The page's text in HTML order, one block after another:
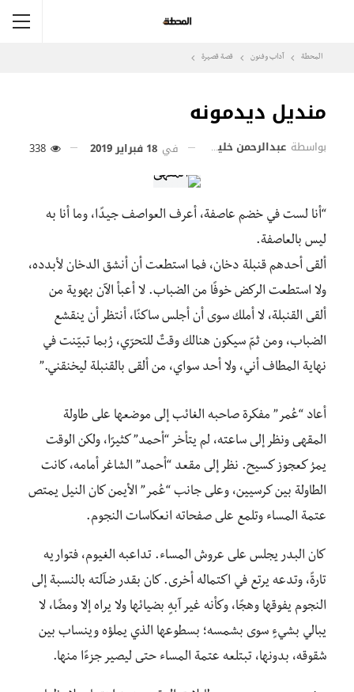
المحطة آداب وفنون قصة قصيرة
منديل ديدمونه
بواسطة عبدالرحمن خليفة في 18 فبراير 2019
“أنا لست في خضم عاصفة، أعرف العواصف جيدًا، وما أنا به
ليس بالعاصفة.
ألقى أحدهم قنبلة دخان، فما استطعت أن أنشق الدخان لأبدده،
ولا استطعت الركض خوفًا من الضباب. لا أعبأ الآن بهوية من
ألقى القنبلة، لا أملك سوى أن أجلس ساكنًا، أنتظر أن ينقشع
الضباب، ومن ثمّ سيكون هنالك وقتٌ للتحرّي، رُبما تبيّنت في
نهاية المطاف أني، ولا أحد سواي، من ألقى بالقنبلة ليخنقني.”
أعاد “عُمر” مفكرة صاحبه الغائب إلى موضعها على طاولة
المقهى ونظر إلى ساعته، لم يتأخر “أحمد” كثيرًا، ولكن الوقت
يمرُ كعجوز كسيح. نظر إلى مقعد “أحمد” الشاغر أمامه، كانت
الطاولة بين كرسيين، وعلى جانب “عُمر” الأيمن كان النيل يمتص
عتمة المساء وتلمع على صفحاته انعكاسات النجوم.
كان البدر يجلس على عروش المساء. تداعبه الغيوم، فتواريه
تارةً، وتدعه يرتع في اكتماله أخرى. كان بقدر ضآلته بالنسبة إلى
النجوم يفوقها وهجًا، وكأنه غير آبهٍ بضيائها ولا يراه إلا ومضًا، لا
يبالي بشيءٍ سوى بشمسه؛ بسطوعها الذي يملؤه وينساب بين
شقوقه، بدونها، تبتلعه عتمة المساء حتى ليصير جزءًا منها.